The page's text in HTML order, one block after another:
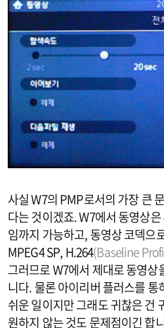
사실 W7의 PMP로서의 가장 큰
다는 것이겠죠. W7에서 동영상
임까지 가능하고, 동영상 코덱으
MPEG4 SP, H.264(Baseline
그러므로 W7에서 제대로 동영
니다. 물론 아이리버 플러스를
쉬운 일이지만 그래도 귀찮은 건
원하지 않는 것도 문제점이긴 합